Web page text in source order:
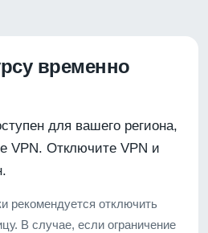
временно
для вашего региона,
VPN. Отключите VPN и
рекомендуется отключить
В случае, если ограничение